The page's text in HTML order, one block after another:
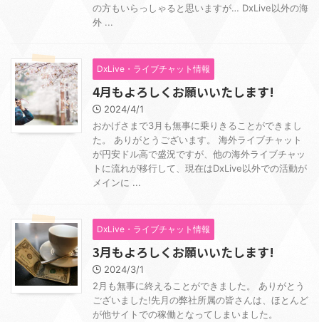
の方もいらっしゃると思いますが… DxLive以外の海
外 ...
DxLive・ライブチャット情報
4月もよろしくお願いいたします!
2024/4/1
おかげさまで3月も無事に乗りきることができまし
た。 ありがとうございます。 海外ライブチャット
が円安ドル高で盛況ですが、他の海外ライブチャッ
トに流れが移行して、現在はDxLive以外での活動が
メインに ...
DxLive・ライブチャット情報
3月もよろしくお願いいたします!
2024/3/1
2月も無事に終えることができました。 ありがとう
ございました!先月の弊社所属の皆さんは、ほとんど
が他サイトでの稼働となってしまいました。